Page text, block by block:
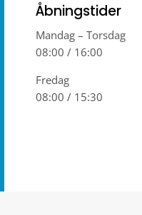
Åbningstider
Mandag – Torsdag
08:00 / 16:00
Fredag
08:00 / 15:30